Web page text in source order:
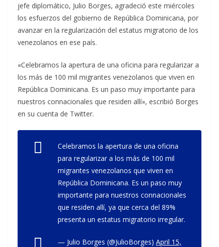
jefe diplomático, Julio Borges, agradeció este miércoles
los esfuerzos del gobierno de República Dominicana, por
avanzar en la regularización del estatus migratorio de los
venezolanos en ese país.
«Celebramos la apertura de una oficina para regularizar a
los más de 100 mil migrantes venezolanos que viven en
República Dominicana. Es un paso muy importante para
nuestros connacionales que residen allí», escribió Borges
en su cuenta de Twitter.
Celebramos la apertura de una oficina
para regularizar a los más de 100 mil
migrantes venezolanos que viven en
República Dominicana. Es un paso muy
importante para nuestros connacionales
que residen allí, ya que cerca del 89%
presenta un estatus migratorio irregular.
— Julio Borges (@JulioBorges) April 15,